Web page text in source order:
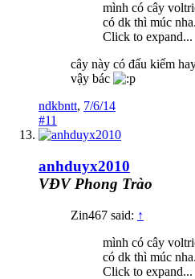
mình có cây
có dk thì múc
Click to expand...
cây này có đấu kiếm
vậy bác
ndkbntt, 7/6/14
#11
anhduyx2010
VĐV Phong Trào
Zin467 said: ↑
mình có cây
có dk thì múc
Click to expand...